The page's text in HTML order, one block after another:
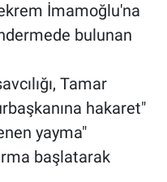
İmamoğlu'na
bulunan
Tamar
hakaret"
yayma"
başlatarak